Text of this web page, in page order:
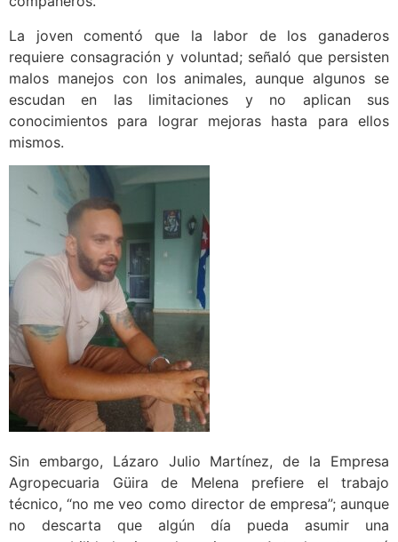
La joven comentó que la labor de los ganaderos
requiere consagración y voluntad; señaló que persisten
malos manejos con los animales, aunque algunos se
escudan en las limitaciones y no aplican sus
conocimientos para lograr mejoras hasta para ellos
mismos.
Sin embargo, Lázaro Julio Martínez, de la Empresa
Agropecuaria Güira de Melena prefiere el trabajo
técnico, “no me veo como director de empresa”; aunque
no descarta que algún día pueda asumir una